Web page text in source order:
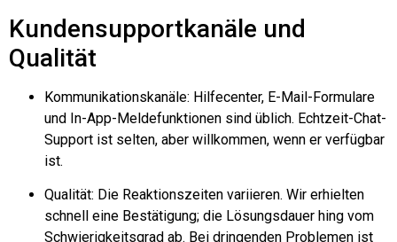
Kundensupportkanäle und
Qualität
Kommunikationskanäle: Hilfecenter, E-Mail-Formulare
und In-App-Meldefunktionen sind üblich. Echtzeit-Chat-
Support ist selten, aber willkommen, wenn er verfügbar
ist.
Qualität: Die Reaktionszeiten variieren. Wir erhielten
schnell eine Bestätigung; die Lösungsdauer hing vom
Schwierigkeitsgrad ab. Bei dringenden Problemen ist